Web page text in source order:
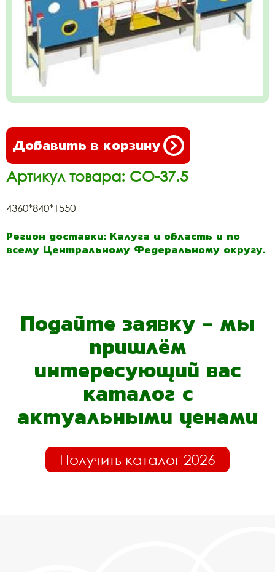
Добавить в корзину
Артикул товара: СО-37.5
4360*840*1550
Регион доставки: Калуга и область и по
всему Центральному Федеральному округу.
Подайте заявку - мы
пришлём
интересующий вас
каталог с
актуальными ценами
Получить каталог 2026